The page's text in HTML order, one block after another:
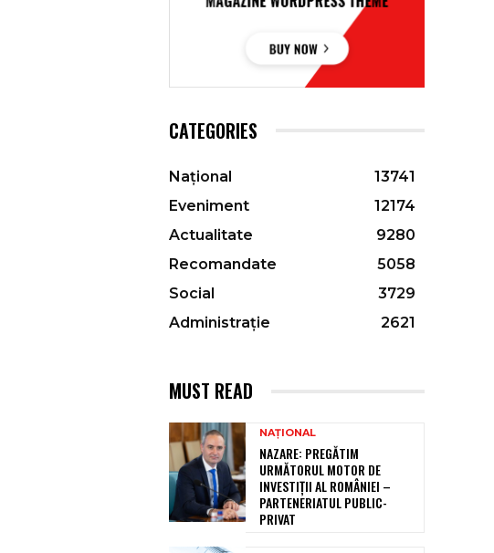
CATEGORIES
Național
13741
Eveniment
12174
Actualitate
9280
Recomandate
5058
Social
3729
Administrație
2621
MUST READ
NAȚIONAL
NAZARE: PREGĂTIM
URMĂTORUL MOTOR DE
INVESTIȚII AL ROMÂNIEI –
PARTENERIATUL PUBLIC-
PRIVAT